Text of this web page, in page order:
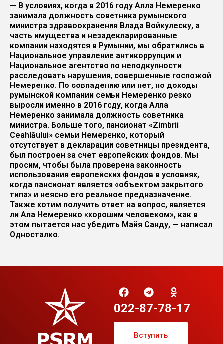
— В условиях, когда в 2016 году Алла Немеренко
занимала должность советника румынского
министра здравоохранения Влада Войкулеску, а
часть имущества и незадекларированные
компании находятся в Румынии, мы обратились в
Национальное управление антикоррупции и
Национальное агентство по неподкупности
расследовать нарушения, совершенные госпожой
Немеренко. По совпадению или нет, но доходы
румынской компании семьи Немеренко резко
выросли именно в 2016 году, когда Алла
Немеренко занимала должность советника
министра. Больше того, пансионат «Zimbrii
Ceahlăului» семьи Немеренко, который
отсутствует в декларации советницы президента,
был построен за счет европейских фондов. Мы
просим, чтобы была проверена законность
использования европейских фондов в условиях,
когда пансионат является «объектом закрытого
типа» и неясно его реальное предназначение.
Также хотим получить ответ на вопрос, является
ли Ала Немеренко «хорошим человеком», как в
этом пытается нас убедить Майя Санду, — написал
Односталко.
022-87-78-17
Вступить